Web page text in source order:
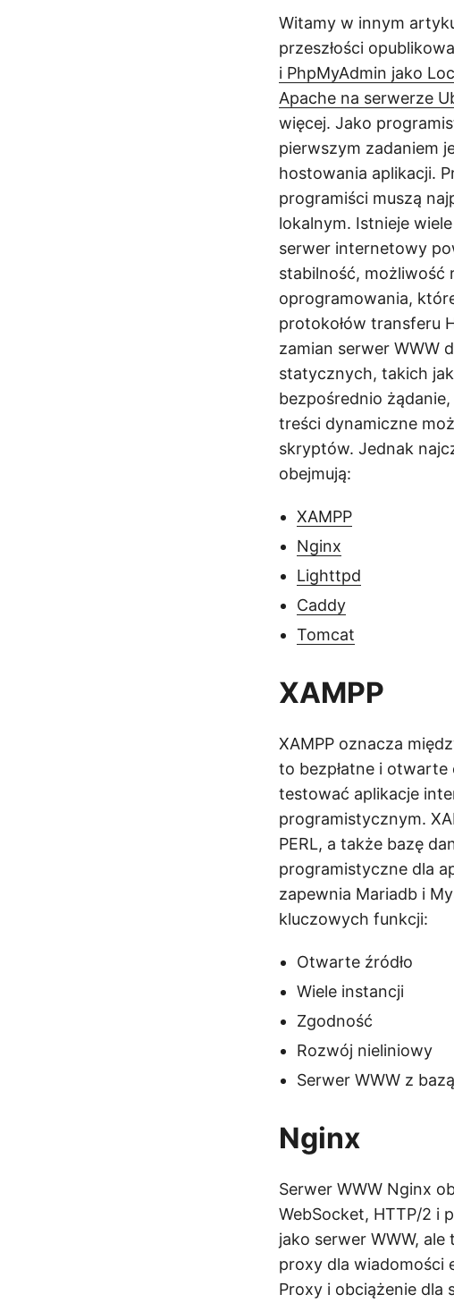
Witamy w innym
przeszłości
i PhpMyAdmin jako
Apache na serwerze
więcej. Jako
pierwszym zadaniem
hostowania aplikacji.
programiści muszą
lokalnym. Istnieje
serwer internetowy
stabilność, możliwość
oprogramowania,
protokołów transferu
zamian serwer WWW
statycznych, takich
bezpośrednio
treści dynamiczne
skryptów. Jednak
obejmują:
XAMPP
Nginx
Lighttpd
Caddy
Tomcat
XAMPP
XAMPP oznacza
to bezpłatne i otwarte
testować aplikacje
programistycznym.
PERL, a także bazę
programistyczne dla
zapewnia Mariadb i
kluczowych funkcji:
Otwarte źródło
Wiele instancji
Zgodność
Rozwój nieliniowy
Serwer WWW z
Nginx
Serwer WWW Nginx
WebSocket, HTTP/2 i
jako serwer WWW,
proxy dla wiadomości
Proxy i obciążenie dla